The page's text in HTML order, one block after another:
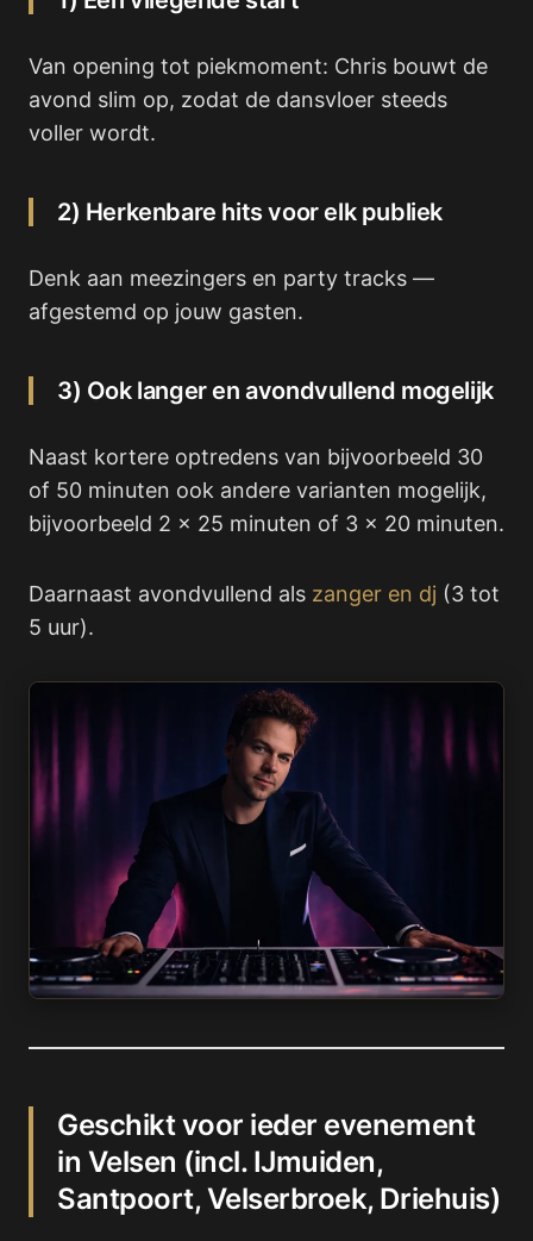
Van opening tot piekmoment: Chris bouwt de
avond slim op, zodat de dansvloer steeds
voller wordt.
2) Herkenbare hits voor elk publiek
Denk aan meezingers en party tracks —
afgestemd op jouw gasten.
3) Ook langer en avondvullend mogelijk
Naast kortere optredens van bijvoorbeeld 30
of 50 minuten ook andere varianten mogelijk,
bijvoorbeeld 2 x 25 minuten of 3 x 20 minuten.
Daarnaast avondvullend als zanger en dj (3 tot
5 uur).
Geschikt voor ieder evenement
in Velsen (incl. IJmuiden,
Santpoort, Velserbroek, Driehuis)